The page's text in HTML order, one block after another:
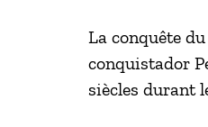
La conquête
conquistador
siècles durant